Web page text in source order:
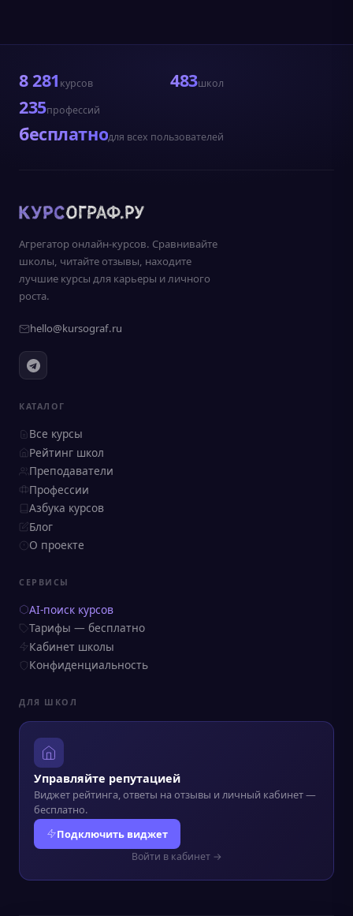
8 281 курсов 483школ
235профессий
бесплатнодля всех пользователей
Агрегатор онлайн-курсов. Сравнивайте
школы, читайте отзывы, находите
лучшие курсы для карьеры и личного
роста.
hello@kursograf.ru
КАТАЛОГ
Все курсы
Рейтинг школ
Преподаватели
Профессии
Азбука курсов
Блог
О проекте
СЕРВИСЫ
AI-поиск курсов
Тарифы — бесплатно
Кабинет школы
Конфиденциальность
ДЛЯ ШКОЛ
Управляйте репутацией
Виджет рейтинга, ответы на отзывы и личный кабинет —
бесплатно.
Подключить виджет
Войти в кабинет →